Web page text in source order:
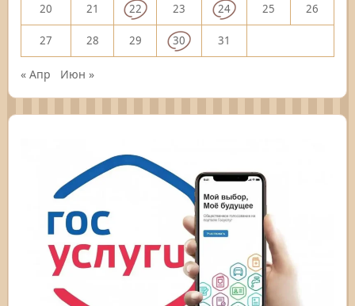
20 21 22 23 24 25 26
27 28 29 30 31
« Апр Июн »